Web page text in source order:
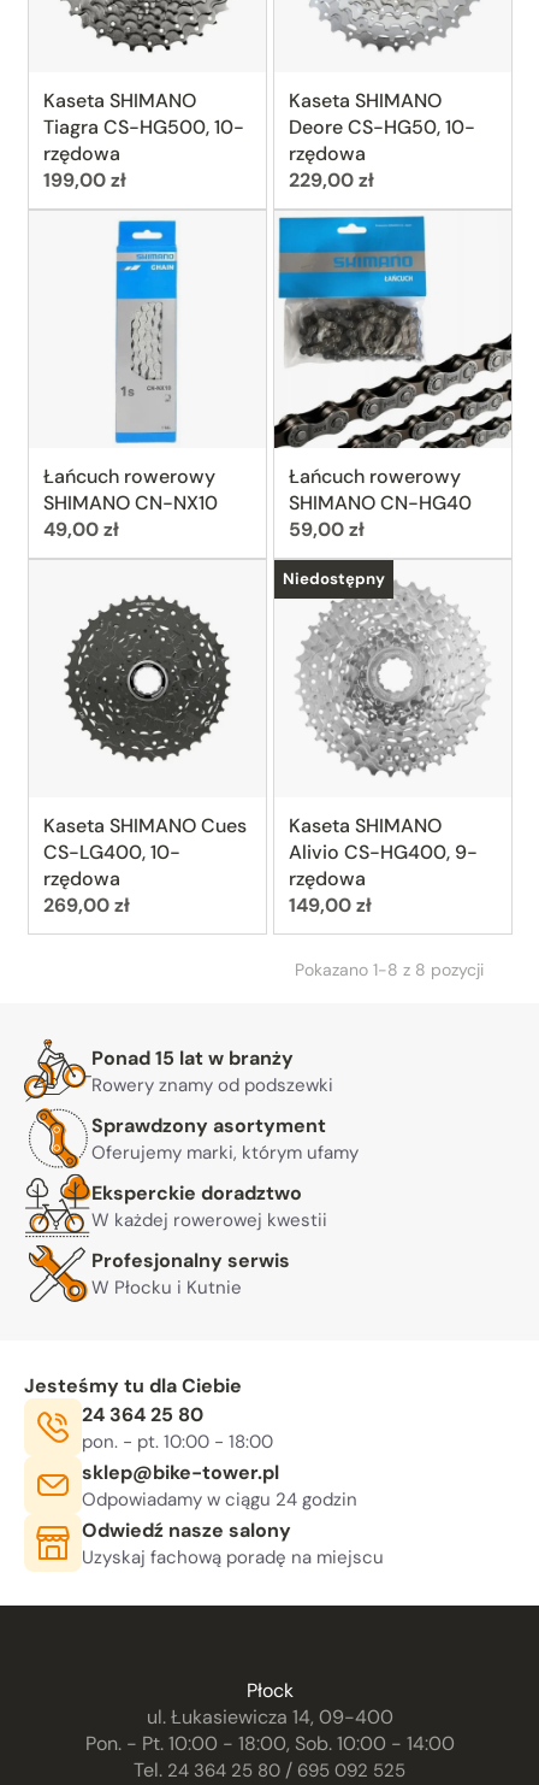
Kaseta SHIMANO
Tiagra CS-HG500, 10-
rzędowa
Cena:
199,00 zł
Kaseta SHIMANO
Deore CS-HG50, 10-
rzędowa
Cena:
229,00 zł
Łańcuch rowerowy
SHIMANO CN-NX10
Cena:
49,00 zł
Łańcuch rowerowy
SHIMANO CN-HG40
Cena:
59,00 zł
Kaseta SHIMANO Cues
CS-LG400, 10-
rzędowa
Cena:
269,00 zł
Kaseta SHIMANO
Alivio CS-HG400, 9-
rzędowa
Cena:
149,00 zł
Niedostępny
Pokazano 1-8 z 8 pozycji
Warto nam zaufać
Ponad 15 lat w branży
Rowery znamy od podszewki
Sprawdzony asortyment
Oferujemy marki, którym ufamy
Eksperckie doradztwo
W każdej rowerowej kwestii
Profesjonalny serwis
W Płocku i Kutnie
Jesteśmy tu dla Ciebie
Telefon:
24 364 25 80
Godziny otwarcia:
pon. - pt. 10:00 - 18:00, sob. 10:00 - 14:00
E-mail:
sklep@bike-tower.pl
Odpowiadamy w ciągu 24 godzin
Odwiedź nasze salony
Uzyskaj fachową poradę na miejscu
Płock
ul. Łukasiewicza 14, 09-400
Pon. - Pt. 10:00 - 18:00, Sob. 10:00 - 14:00
Tel. 24 364 25 80 / 695 092 525